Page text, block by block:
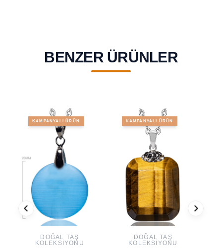
BENZER ÜRÜNLER
KAMPANYALI ÜRÜN
DOĞAL TAŞ
KOLEKSIYONU
KAMPANYALI ÜRÜN
DOĞAL TAŞ
KOLEKSIYONU